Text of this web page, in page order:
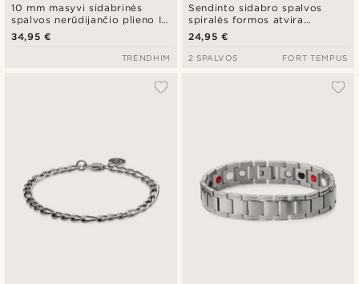
10 mm masyvi sidabrinės
spalvos nerūdijančio plieno ID
apyrankė
34,95 €
TRENDHIM
Sendinto sidabro spalvos
spiralės formos atvira
apyrankė
24,95 €
2 SPALVOS FORT TEMPUS